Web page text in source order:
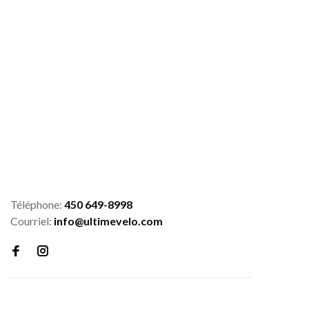
Téléphone: 450 649-8998
Courriel: info@ultimevelo.com